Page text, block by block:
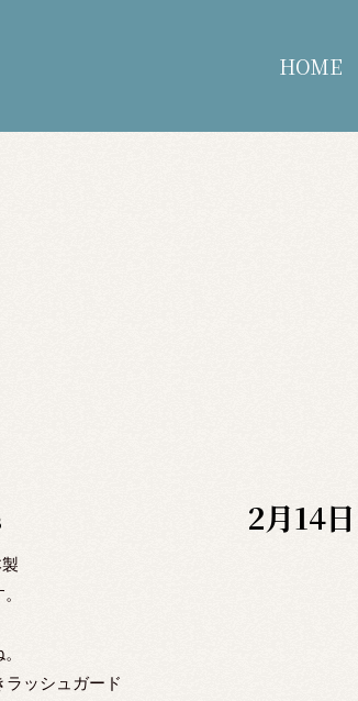
HOME
ッシュガード
2月14